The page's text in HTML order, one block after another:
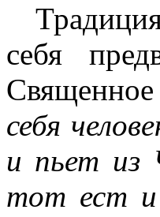
себя
себя
и пьет из
тот ест и